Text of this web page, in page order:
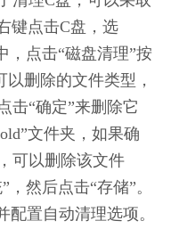
键点击C盘，选
，点击“磁盘清理”按
删除的文件类型，
击“确定”来删除它
文件夹，如果确
可以删除该文件
然后点击“存储”。
配置自动清理选项。